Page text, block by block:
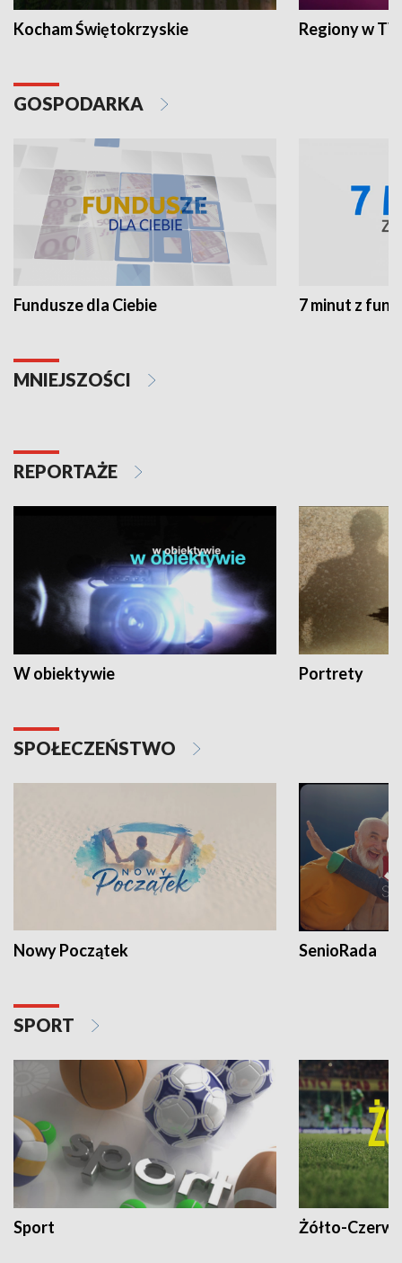
Kocham Świętokrzyskie Regiony w
GOSPODARKA
Fundusze dla Ciebie 7 minut z
MNIEJSZOŚCI
REPORTAŻE
W obiektywie Portrety
SPOŁECZEŃSTWO
Nowy Początek SenioRada
SPORT
Sport Żółto-